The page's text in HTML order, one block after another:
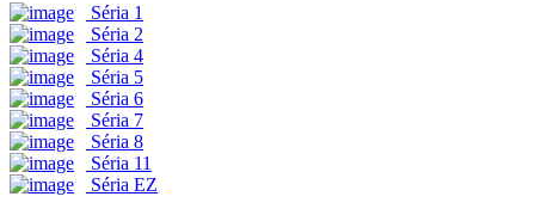
Séria 1
Séria 2
Séria 4
Séria 5
Séria 6
Séria 7
Séria 8
Séria 11
Séria EZ